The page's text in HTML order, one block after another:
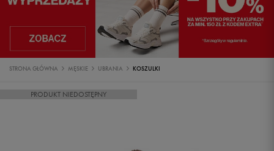
STRONA GŁÓWNA MĘSKIE UBRANIA KOSZULKI
PRODUKT NIEDOSTĘPNY